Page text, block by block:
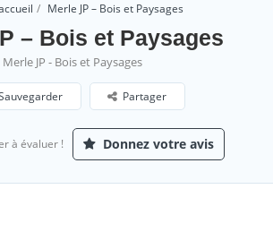
Merle JP – Bois et Paysages
– Bois et Paysages
Merle JP - Bois et Paysages
Partager
à évaluer ! Donnez votre avis